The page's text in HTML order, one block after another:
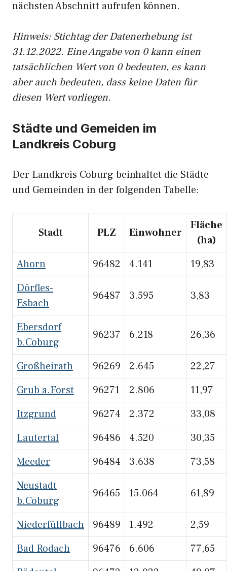
nächsten Abschnitt aufrufen können.
Hinweis: Stichtag der Datenerhebung ist
31.12.2022. Eine Angabe von 0 kann einen
tatsächlichen Wert von 0 bedeuten, es kann
aber auch bedeuten, dass keine Daten für
diesen Wert vorliegen.
Städte und Gemeiden im
Landkreis Coburg
Der Landkreis Coburg beinhaltet die Städte
und Gemeinden in der folgenden Tabelle:
Stadt PLZ Einwohner
Fläche
(ha)
Ahorn
96482 4.141
19,83
Dörfles-
Esbach
96487 3.595 3,83
Ebersdorf
b.Coburg
96237 6.218 26,36
Großheirath 96269 2.645
22,27
Grub a.Forst
96271 2.806
11,97
Itzgrund
96274 2.372
33,08
Lautertal
96486 4.520
30,35
Meeder
96484 3.638
73,58
Neustadt
b.Coburg
96465 15.064 61,89
Niederfüllbach 96489 1.492
2,59
Bad Rodach
96476 6.606
77,65